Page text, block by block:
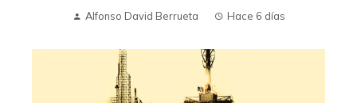
Alfonso David Berrueta Hace 6 días